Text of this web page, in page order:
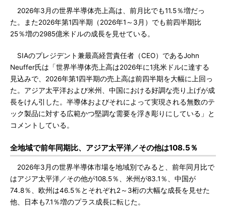
2026年3月の世界半導体売上高は、前月比でも11.5％増だっ
た。また2026年第1四半期（2026年1～3月）でも前四半期比
25％増の2985億米ドルの成長を見せている。
SIAのプレジデント兼最高経営責任者（CEO）であるJohn
Neuffer氏は「世界半導体売上高は2026年に1兆米ドルに達する
見込みで、2026年第1四半期の売上高は前四半期を大幅に上回っ
た。アジア太平洋および米州、中国における好調な売り上げが成
長をけん引した。半導体およびそれによって実現される無数のテ
ック製品に対する広範かつ堅調な需要を浮き彫りにしている」と
コメントしている。
全地域で前年同期比、アジア太平洋／その他は108.5％
2026年3月の世界半導体市場を地域別でみると、前年同月比で
はアジア太平洋／その他が108.5％、米州が83.1％、中国が
74.8％、欧州は46.5％とそれぞれ2～3桁の大幅な成長を見せた
他、日本も7.1％増のプラス成長に転じた。